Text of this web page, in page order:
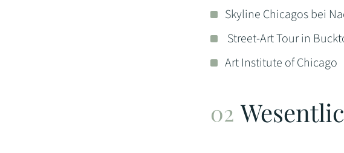
Skyline Chicagos bei
Street-Art Tour in
Art Institute of Chicago